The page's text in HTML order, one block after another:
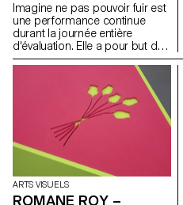
Imagine ne pas pouvoir fuir est
une performance continue
durant la journée entière
d'évaluation. Elle a pour but de
montrer le principe de "travail
trans" théorisé par Josephine
Gilles Harris en 2019. J. G.
Harris met entre autre en
lumière le fait que les
personnes queer se doivent
d'entretenir un état constant
performatif afin de pouvoir
naviguer le monde de manière
"compréhensible". Avec une
activation de textes de Laurène
Marx, Tom Grbic, Josephine
ARTS VISUELS
ROMANE ROY –